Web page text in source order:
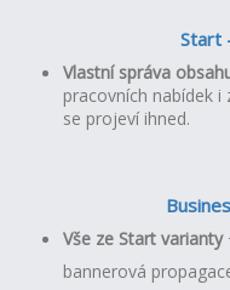
Start
Vlastní správa
pracovních nabídek i
se projeví ihned.
Vše ze Start varianty
bannerová